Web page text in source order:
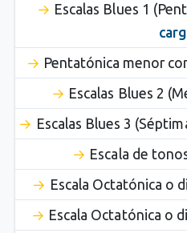
Escalas Blues 1
Pentatónica menor
Escalas Blues 2
Escalas Blues 3
Escala de
Escala Octatónica o
Escala Octatónica o